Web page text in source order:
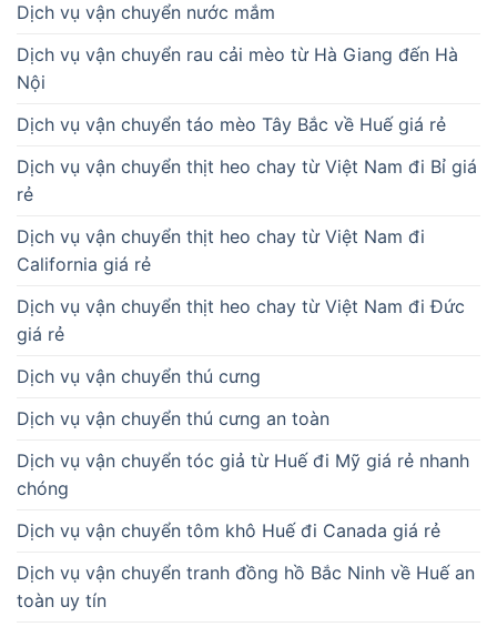
Dịch vụ vận chuyển nước mắm
Dịch vụ vận chuyển rau cải mèo từ Hà Giang đến Hà
Nội
Dịch vụ vận chuyển táo mèo Tây Bắc về Huế giá rẻ
Dịch vụ vận chuyển thịt heo chay từ Việt Nam đi Bỉ giá
rẻ
Dịch vụ vận chuyển thịt heo chay từ Việt Nam đi
California giá rẻ
Dịch vụ vận chuyển thịt heo chay từ Việt Nam đi Đức
giá rẻ
Dịch vụ vận chuyển thú cưng
Dịch vụ vận chuyển thú cưng an toàn
Dịch vụ vận chuyển tóc giả từ Huế đi Mỹ giá rẻ nhanh
chóng
Dịch vụ vận chuyển tôm khô Huế đi Canada giá rẻ
Dịch vụ vận chuyển tranh đồng hồ Bắc Ninh về Huế an
toàn uy tín